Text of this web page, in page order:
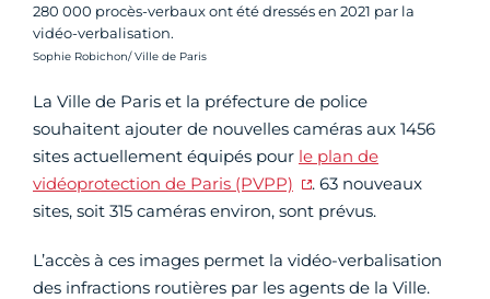
280 000 procès-verbaux ont été dressés en 2021 par la
vidéo-verbalisation.
Crédit photo :
Sophie Robichon/ Ville de Paris
La Ville de Paris et la préfecture de police
souhaitent ajouter de nouvelles caméras aux 1456
sites actuellement équipés pour le plan de
vidéoprotection de Paris (PVPP)
. 63 nouveaux
sites, soit 315 caméras environ, sont prévus.
L’accès à ces images permet la vidéo-verbalisation
des infractions routières par les agents de la Ville.